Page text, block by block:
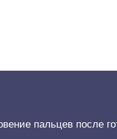
пальцев после